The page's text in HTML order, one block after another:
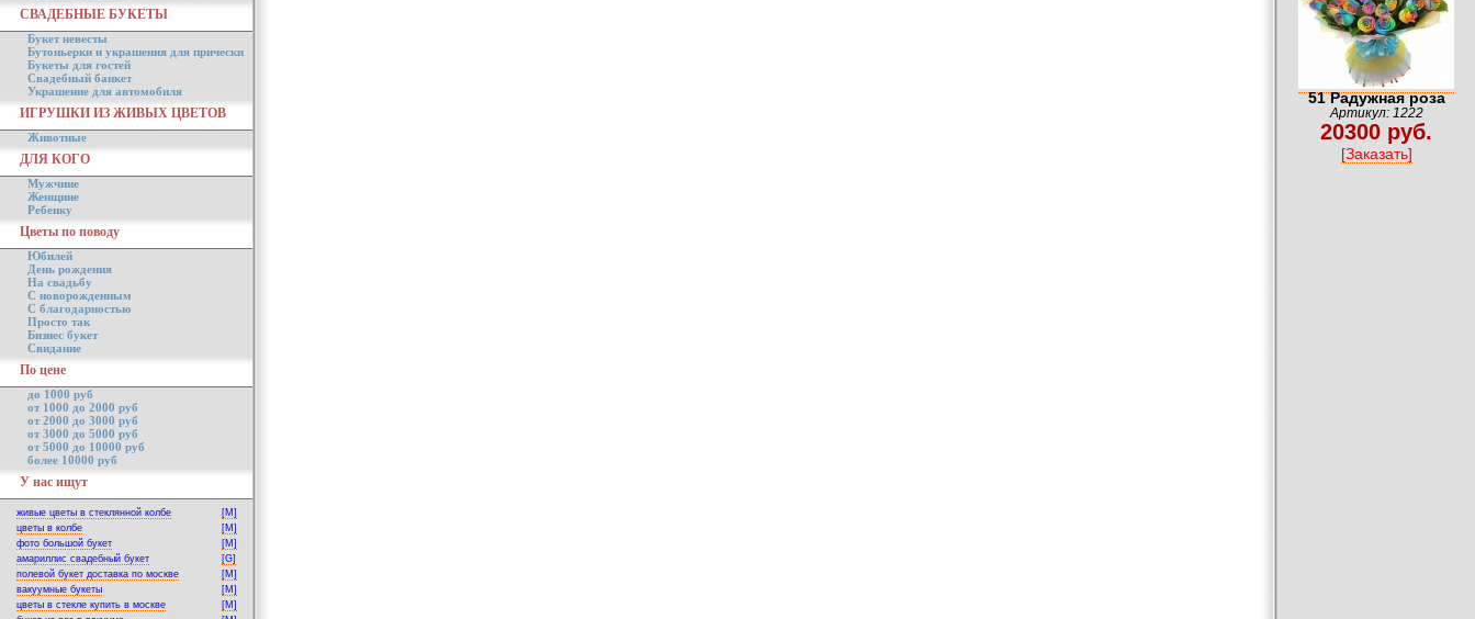
СВАДЕБНЫЕ БУКЕТЫ
Букет невесты
Бутоньерки и украшения для прически
Букеты для гостей
Свадебный банкет
Украшение для автомобиля
ИГРУШКИ ИЗ ЖИВЫХ ЦВЕТОВ
Животные
ДЛЯ КОГО
Мужчине
Женщине
Ребенку
Цветы по поводу
Юбилей
День рождения
На свадьбу
С новорожденным
С благодарностью
Просто так
Бизнес букет
Свидание
По цене
до 1000 руб
от 1000 до 2000 руб
от 2000 до 3000 руб
от 3000 до 5000 руб
от 5000 до 10000 руб
более 10000 руб
У нас ищут
живые цветы в стеклянной колбе
[M]
цветы в колбе
[M]
фото большой букет
[M]
амариллис свадебный букет
[G]
полевой букет доставка по москве
[M]
вакуумные букеты
[M]
цветы в стекле купить в москве
[M]
51 Радужная роза
Артикул: 1222
20300 руб.
[Заказать]